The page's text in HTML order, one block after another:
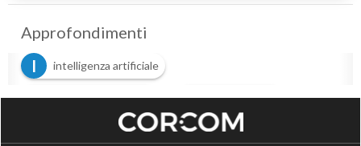
Approfondimenti
I
intelligenza artificiale
M Modernizzazione IT O Operation IT